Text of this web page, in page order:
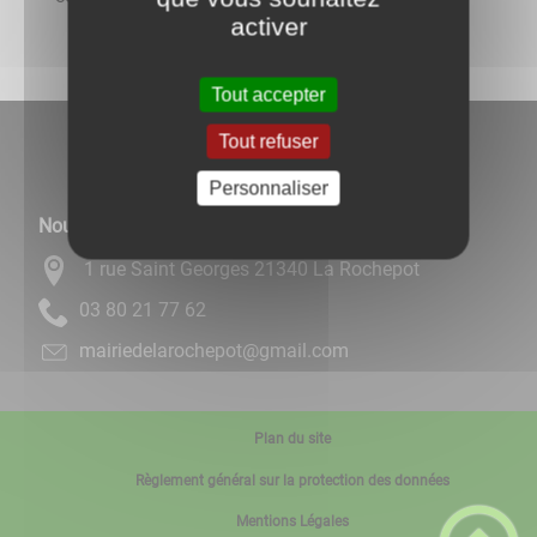
Nous contacter
1 rue Saint Georges 21340 La Rochepot
26 77 12 08 30
moc.liamg@topehcoraledeiriam
Plan du site
Règlement général sur la protection des données
Mentions Légales
activer
Tout accepter
Tout refuser
Personnaliser